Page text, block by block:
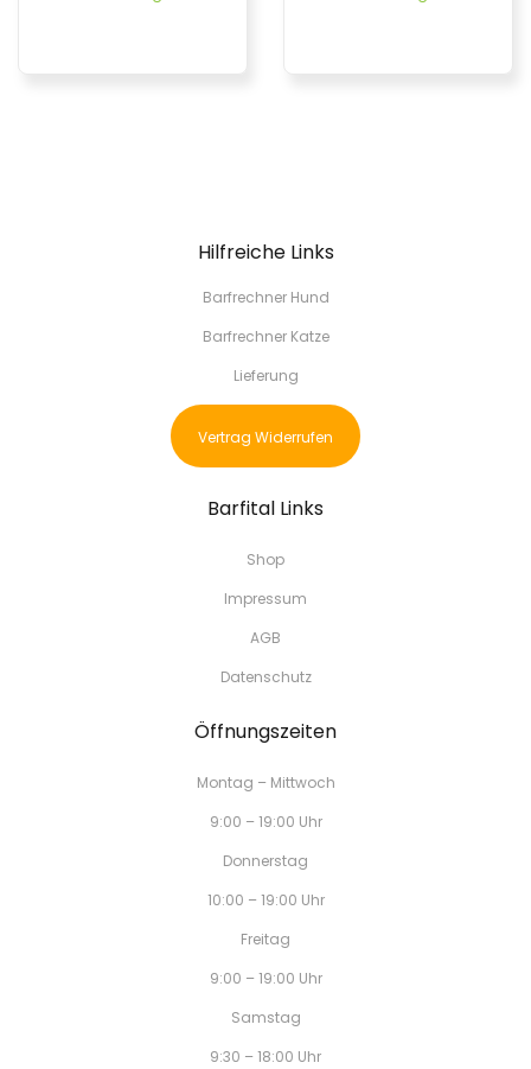
Hilfreiche Links
Barfrechner Hund
Barfrechner Katze
Lieferung
Vertrag Widerrufen
Barfital Links
Shop
Impressum
AGB
Datenschutz
Öffnungszeiten
Montag – Mittwoch
9:00 – 19:00 Uhr
Donnerstag
10:00 – 19:00 Uhr
Freitag
9:00 – 19:00 Uhr
Samstag
9:30 – 18:00 Uhr